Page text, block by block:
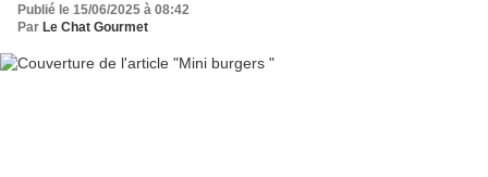
Publié le 15/06/2025 à 08:42
Par Le Chat Gourmet